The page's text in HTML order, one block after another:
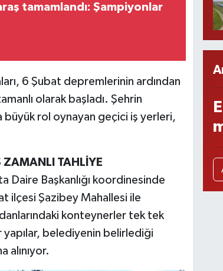
tamamlandı: Şampiyonlar
6 Şubat depremlerinin ardından
olarak başladı. Şehrin
büyük rol oynayan geçici iş yerleri,
ZAMANLI TAHLİYE
Daire Başkanlığı koordinesinde
ilçesi Şazibey Mahallesi ile
konteynerler tek tek
yapılar, belediyenin belirlediği
alınıyor.